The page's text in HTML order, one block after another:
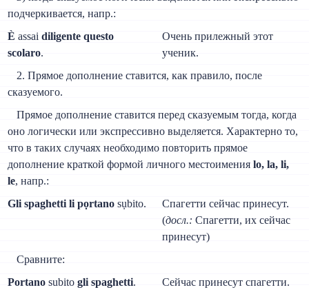
подчеркивается, напр.:
È assaidiligente questo
scolaro.
Очень прилежный этот
ученик.
2. Прямое дополнение ставится, как правило, после
сказуемого.
Прямое дополнение ставится перед сказуемым тогда, когда
оно логически или экспрессивно выделяется. Характерно то,
что в таких случаях необходимо повторить прямое
дополнение краткой формой личного местоименияlo, la, li,
le, напр.:
Gli spaghetti li pọrtano sụbito.
Спагетти сейчас принесут.
(досл.: Спагетти, их сейчас
принесут)
Сравните:
Portano subitogli spaghetti.
Сейчас принесут спагетти.